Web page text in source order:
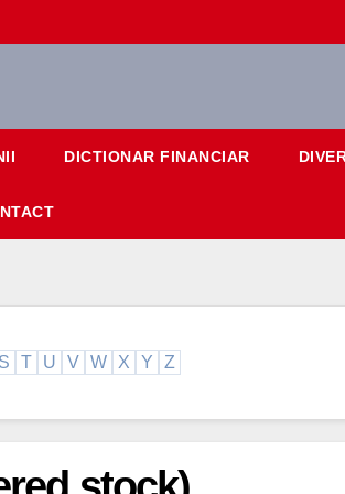
DICTIONAR FINANCIAR
S T U V W X Y Z